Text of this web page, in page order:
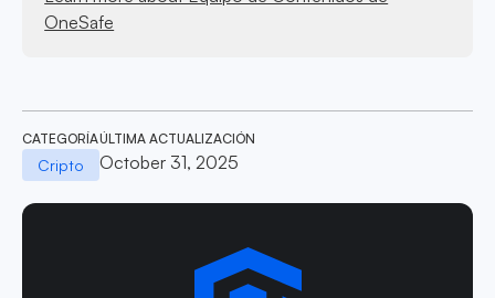
OneSafe
CATEGORÍA
Cripto
ÚLTIMA ACTUALIZACIÓN
October 31, 2025